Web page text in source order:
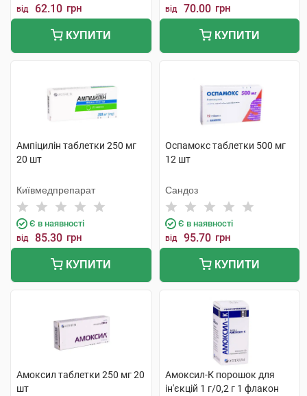
від 62.10 грн
КУПИТИ
від 70.00 грн
КУПИТИ
Ампіцилін таблетки 250 мг
20 шт
Київмедпрепарат
Є в наявності
від 85.30 грн
КУПИТИ
Оспамокс таблетки 500 мг
12 шт
Сандоз
Є в наявності
від 95.70 грн
КУПИТИ
Амоксил таблетки 250 мг 20
шт
Амоксил-К порошок для
ін'єкцій 1 г/0,2 г 1 флакон